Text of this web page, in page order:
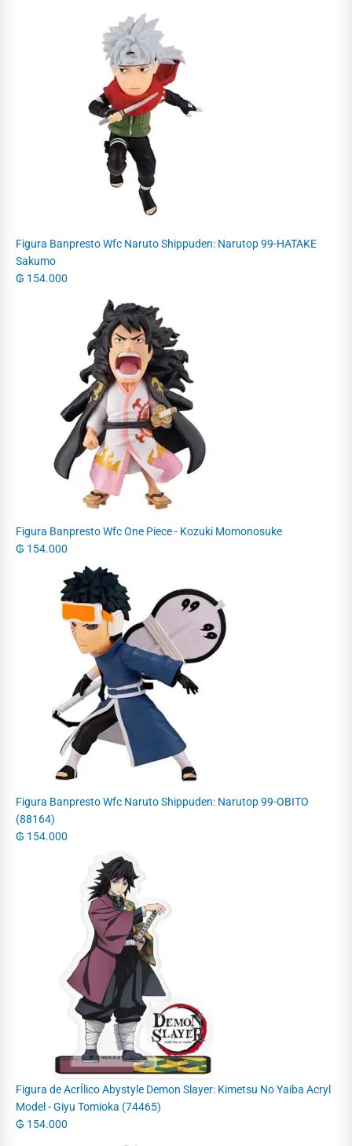
Figura Banpresto Wfc Naruto Shippuden: Narutop 99-HATAKE
Sakumo
₲ 154.000
Figura Banpresto Wfc One Piece - Kozuki Momonosuke
₲ 154.000
Figura Banpresto Wfc Naruto Shippuden: Narutop 99-OBITO
(88164)
₲ 154.000
Figura de AcrÍlico Abystyle Demon Slayer: Kimetsu No Yaiba Acryl
Model - Giyu Tomioka (74465)
₲ 154.000